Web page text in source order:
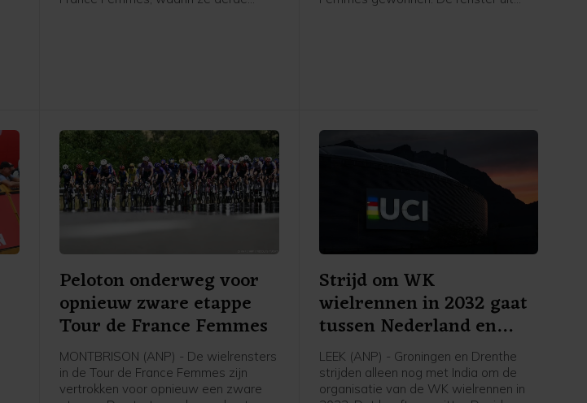
Peloton onderweg voor
opnieuw zware etappe
Tour de France Femmes
MONTBRISON (ANP) - De wielrensters
in de Tour de France Femmes zijn
vertrokken voor opnieuw een zware
Strijd om WK
wielrennen in 2032 gaat
tussen Nederland en
India
LEEK (ANP) - Groningen en Drenthe
strijden alleen nog met India om de
organisatie van de WK wielrennen in